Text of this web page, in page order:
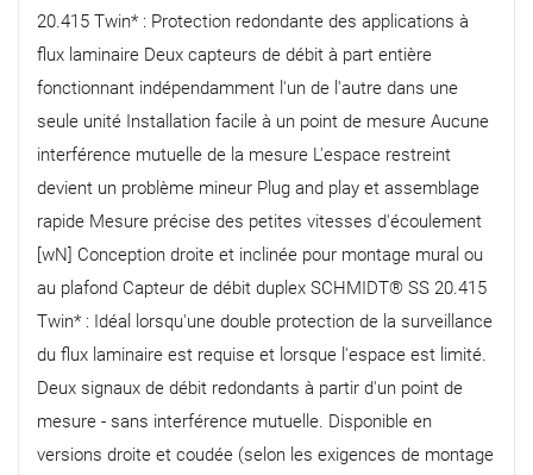
20.415 Twin* : Protection redondante des applications à
flux laminaire Deux capteurs de débit à part entière
fonctionnant indépendamment l'un de l'autre dans une
seule unité Installation facile à un point de mesure Aucune
interférence mutuelle de la mesure L'espace restreint
devient un problème mineur Plug and play et assemblage
rapide Mesure précise des petites vitesses d'écoulement
[wN] Conception droite et inclinée pour montage mural ou
au plafond Capteur de débit duplex SCHMIDT® SS 20.415
Twin* : Idéal lorsqu'une double protection de la surveillance
du flux laminaire est requise et lorsque l'espace est limité.
Deux signaux de débit redondants à partir d'un point de
mesure - sans interférence mutuelle. Disponible en
versions droite et coudée (selon les exigences de montage